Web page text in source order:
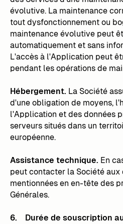
évolutive. La maintenance
tout dysfonctionnement ou
maintenance évolutive peut
automatiquement et sans
L'accès à l'Application peut
pendant les opérations de
Hébergement. La Société
d'une obligation de moyens,
l'Application et des données
serveurs situés dans un
européenne.
Assistance technique. En
peut contacter la Société aux
mentionnées en en-tête des
Générales.
6. Durée de souscription